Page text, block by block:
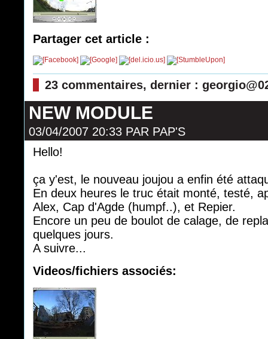
Partager cet article :
23 commentaires, dernier :
NEW MODULE
03/04/2007 20:33 PAR PAP'S
Hello!
ça y'est, le nouveau joujou a enfin été
En deux heures le truc était monté, testé,
Alex, Cap d'Agde (humpf..), et Repier.
Encore un peu de boulot de calage, de
quelques jours.
A suivre...
Videos/fichiers associés: